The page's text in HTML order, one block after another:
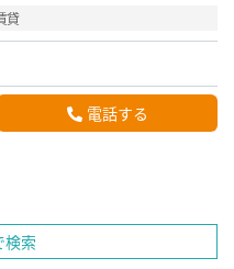
貸
電話する
検索